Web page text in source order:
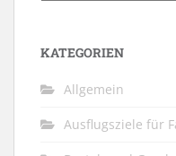
KATEGORIEN
Allgemein
Ausflugsziele für